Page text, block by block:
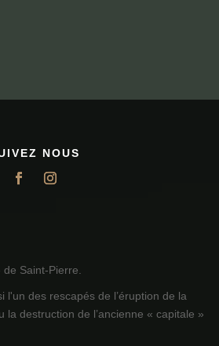
NOUS
Saint-Pierre.
l'un des rescapés de l’éruption de la
destruction de l’ancienne « capitale »